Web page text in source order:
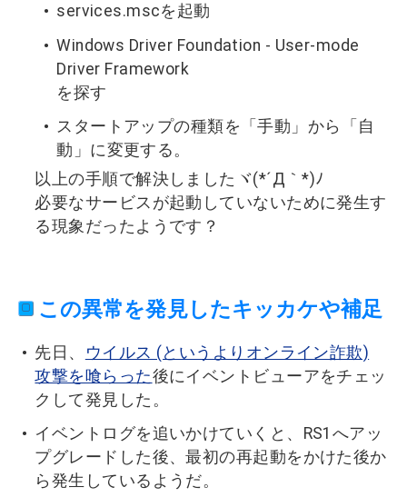
services.mscを起動
Windows Driver Foundation - User-mode
Driver Framework
を探す
スタートアップの種類を「手動」から「自
動」に変更する。
以上の手順で解決しましたヾ(*´Д｀*)ﾉ
必要なサービスが起動していないために発生す
る現象だったようです？
この異常を発見したキッカケや補足
先日、
ウイルス (というよりオンライン詐欺)
攻撃を喰らった後にイベントビューアをチェッ
クして発見した。
イベントログを追いかけていくと、RS1へアッ
プグレードした後、最初の再起動をかけた後か
ら発生しているようだ。